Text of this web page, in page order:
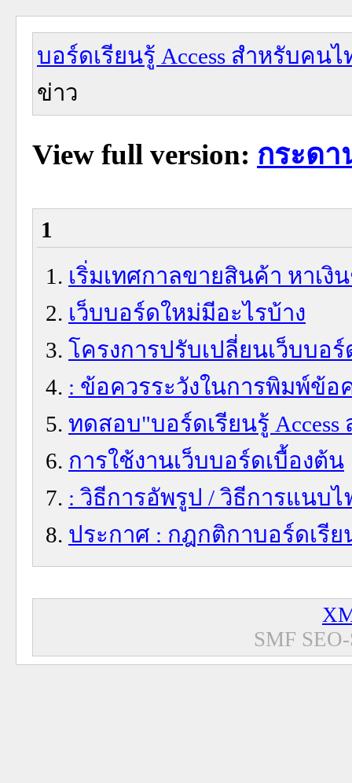
บอร์ดเรียนรู้ Access สำหรับคนไ
ข่าว
View full version: กระดา
1
เริ่มเทศกาลขายสินค้า หาเงิ
เว็บบอร์ดใหม่มีอะไรบ้าง
โครงการปรับเปลี่ยนเว็บบอร์
: ข้อควรระวังในการพิมพ์ข้
ทดสอบ"บอร์ดเรียนรู้
การใช้งานเว็บบอร์ดเบื้องต้น
: วิธีการอัพรูป / วิธีการแนบไ
ประกาศ : กฎกติกาบอร์ดเรีย
SMF